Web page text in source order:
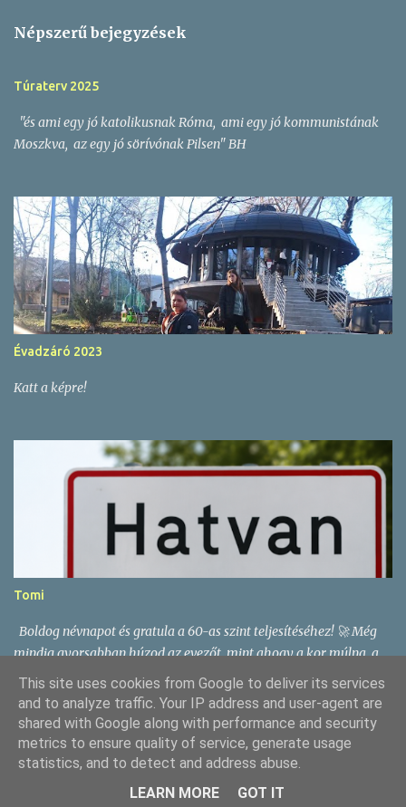
g
s
e
Népszerű bejegyzések
Túraterv 2025
"és ami egy jó katolikusnak Róma, ami egy jó kommunistának
Moszkva, az egy jó sörívónak Pilsen" BH
Évadzáró 2023
Katt a képre!
Tomi
Boldog névnapot és gratula a 60-as szint teljesítéséhez! 🚀 Még
mindig gyorsabban húzod az evezőt, mint ahogy a kor múlna, a
bringán lehagysz másokat, és a rumot… nos, azt sosem hagyod
magára. 🍹 Maradj ilyen enyhén rumillatú még nagyon sokáig!
Egészségedre – vízen, két keréken és pohárral a kézben! 😄
Üzemeltető: Blogger
This site uses cookies from Google to deliver its services
and to analyze traffic. Your IP address and user-agent are
shared with Google along with performance and security
metrics to ensure quality of service, generate usage
statistics, and to detect and address abuse.
LEARN MORE
GOT IT